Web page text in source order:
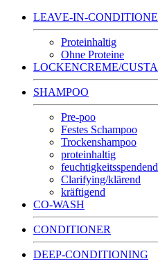
LEAVE-IN-
Proteinhaltig
Ohne Proteine
LOCKENCREME/
SHAMPOO
Pre-poo
Festes Schampoo
Trockenshampoo
proteinhaltig
feuchtigkeitsspendend
Clarifying/klärend
kräftigend
CO-WASH
CONDITIONER
DEEP-CONDITIONING